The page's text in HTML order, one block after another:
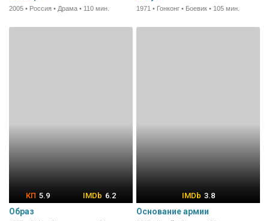
2005 • Россия • Драма • 110 мин. 1971 • Гонконг • Боевик • 105 мин.
5.9 6.2
Образ
3.8
Основание армии